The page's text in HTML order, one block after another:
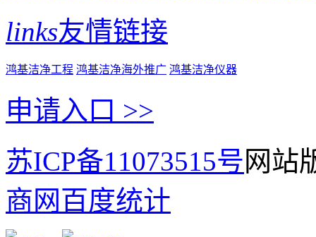
links友情链接
鸿基洁净工程 鸿基洁净海外推广 鸿基洁净仪器
申请入口 >>
苏ICP备11073515号网站
商网百度统计